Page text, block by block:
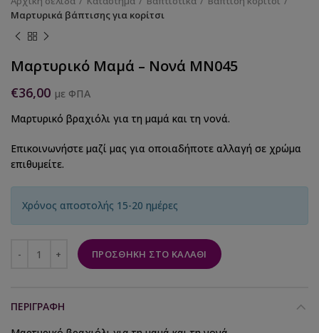
Μαρτυρικά βάπτισης για κορίτσι
Μαρτυρικό Μαμά – Νονά ΜΝ045
€36,00 με ΦΠΑ
Μαρτυρικό βραχιόλι για τη μαμά και τη νονά.
Επικοινωνήστε μαζί μας για οποιαδήποτε αλλαγή σε χρώμα
επιθυμείτε.
Χρόνος αποστολής 15-20 ημέρες
ΠΡΟΣΘΉΚΗ ΣΤΟ ΚΑΛΆΘΙ
ΠΕΡΙΓΡΑΦΉ